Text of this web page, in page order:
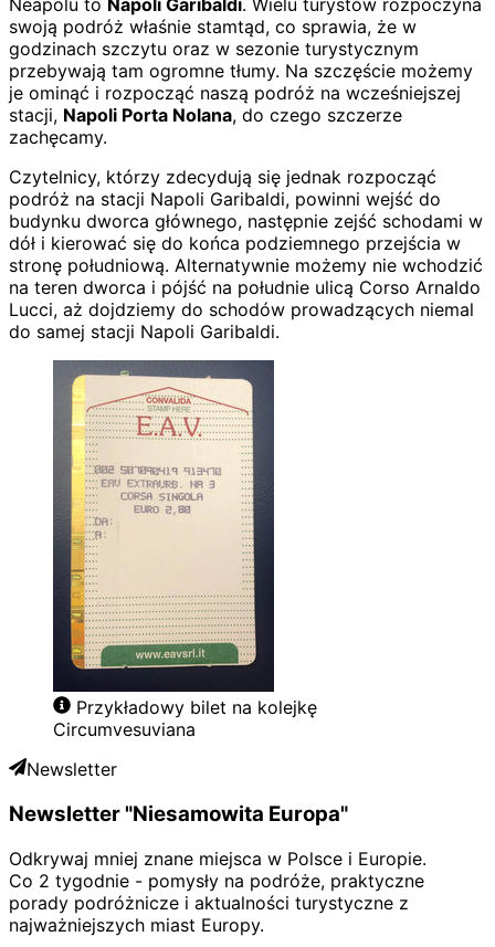
Neapolu to Napoli Garibaldi. Wielu turystów rozpoczyna
swoją podróż właśnie stamtąd, co sprawia, że w
godzinach szczytu oraz w sezonie turystycznym
przebywają tam ogromne tłumy. Na szczęście możemy
je ominąć i rozpocząć naszą podróż na wcześniejszej
stacji, Napoli Porta Nolana, do czego szczerze
zachęcamy.
Czytelnicy, którzy zdecydują się jednak rozpocząć
podróż na stacji Napoli Garibaldi, powinni wejść do
budynku dworca głównego, następnie zejść schodami w
dół i kierować się do końca podziemnego przejścia w
stronę południową. Alternatywnie możemy nie wchodzić
na teren dworca i pójść na południe ulicą Corso Arnaldo
Lucci, aż dojdziemy do schodów prowadzących niemal
do samej stacji Napoli Garibaldi.
Przykładowy bilet na kolejkę
Circumvesuviana
Newsletter
Newsletter "Niesamowita Europa"
Odkrywaj mniej znane miejsca w Polsce i Europie.
Co 2 tygodnie - pomysły na podróże, praktyczne
porady podróżnicze i aktualności turystyczne z
najważniejszych miast Europy.